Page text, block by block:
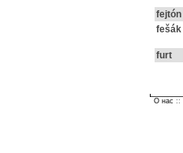
fejtón
fešák
furt
О нас ::